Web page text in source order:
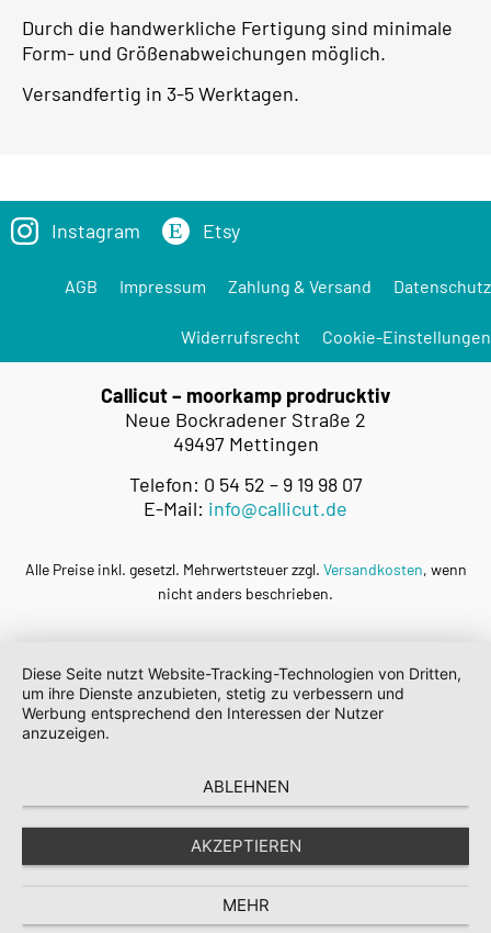
Durch die handwerkliche Fertigung sind minimale
Form- und Größenabweichungen möglich.
Versandfertig in 3-5 Werktagen.
Instagram Etsy
AGB Impressum Zahlung & Versand Datenschutz
Widerrufsrecht Cookie-Einstellungen
Callicut – moorkamp prodrucktiv
Neue Bockradener Straße 2
49497 Mettingen
Telefon: 0 54 52 – 9 19 98 07
E-Mail: info@callicut.de
Alle Preise inkl. gesetzl. Mehrwertsteuer zzgl. Versandkosten, wenn
nicht anders beschrieben.
Diese Seite nutzt Website-Tracking-Technologien von Dritten,
um ihre Dienste anzubieten, stetig zu verbessern und
Werbung entsprechend den Interessen der Nutzer
anzuzeigen.
ABLEHNEN
AKZEPTIEREN
MEHR